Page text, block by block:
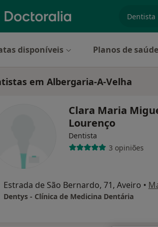
disponíveis Planos de saúde
em Albergaria-A-Velha
Clara Maria
Lourenço
Dentista
3 opiniões
Estrada de São Bernardo, 71, Aveiro •
Dentys - Clínica de Medicina Dentária